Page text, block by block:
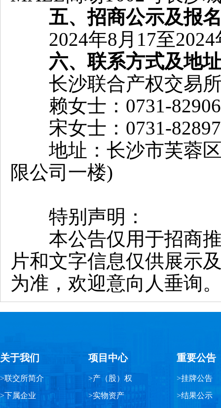
五、招商公示及报
2024年8月17至2024
六、联系方式及地
长沙联合产权交易所
赖女士：0731-
宋女士：0731-
地址：长沙市芙蓉区
限公司一楼)
特别声明：
本公告仅用于招商推
片和文字信息仅供展示
为准，欢迎意向人垂询
关于我们
>联交所简介
>下属企业
项目中心
>产（股）权
>实物资产
重要公告
>挂牌公告
>结果公示